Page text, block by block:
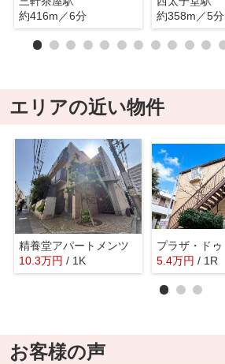
約416m／6分
約358m／5分
エリアの近い物件
精養堂アパートメンツ
10.3万円 / 1K
5.4万円 / 1R
お客様の声